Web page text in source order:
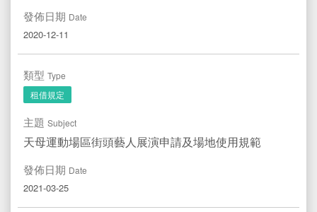
發佈日期 Date
2020-12-11
類型 Type
租借規定
主題 Subject
天母運動場區街頭藝人展演申請及場地使用規範
發佈日期 Date
2021-03-25